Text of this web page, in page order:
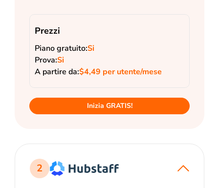
Prezzi
Piano gratuito:Si
Prova:Si
A partire da:$4,49 per utente/mese
Inizia GRATIS!
2